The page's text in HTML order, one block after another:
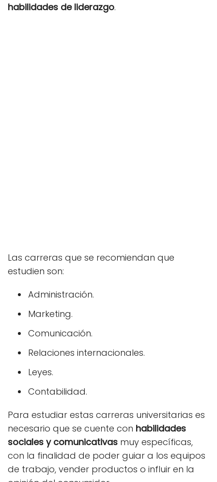
habilidades de liderazgo.
Las carreras que se recomiendan que
estudien son:
Administración.
Marketing.
Comunicación.
Relaciones internacionales.
Leyes.
Contabilidad.
Para estudiar estas carreras universitarias es
necesario que se cuente con habilidades
sociales y comunicativas muy específicas,
con la finalidad de poder guiar a los equipos
de trabajo, vender productos o influir en la